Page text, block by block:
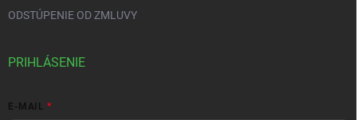
ODSTÚPENIE OD ZMLUVY
PRIHLÁSENIE
E-MAIL